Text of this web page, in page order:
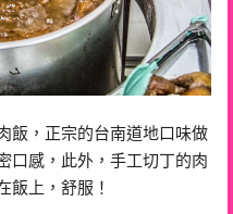
飯，正宗的台南道地口味做
口感，此外，手工切丁的肉
飯上，舒服！